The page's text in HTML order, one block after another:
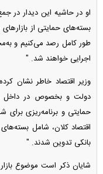
او در حاشیه این دیدار در
بسته‌های حمایتی از بازار‌های
طور کامل رصد می‌کنیم و
اجرایی خواهند شد. "
وزیر اقتصاد خاطر نشان
دولت و بخصوص در داخل
حمایتی و برنامه‌ریزی برای
اقتصاد کلان، شامل
بانکی تدوین شدند. "
شایان ذکر است موضوع